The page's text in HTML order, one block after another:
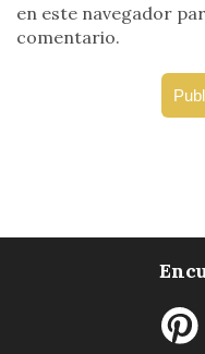
en este navegador
comentario.